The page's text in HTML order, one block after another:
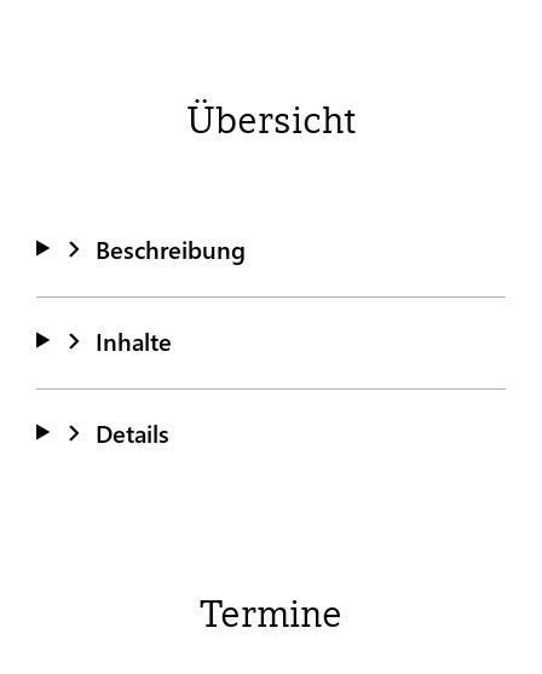
Übersicht
Beschreibung
Inhalte
Details
Termine